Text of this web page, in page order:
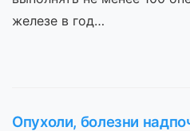
железе в год…
Опухоли, болезни